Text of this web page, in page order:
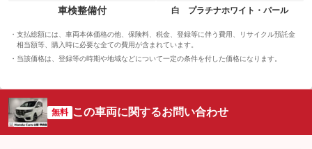
車検整備付
白 プラチナホワイト・パール
支払総額には、車両本体価格の他、保険料、税金、登録等に伴う費用、リサイクル預託金
相当額等、購入時に必要な全ての費用が含まれています。
当該価格は、登録等の時期や地域などについて一定の条件を付した価格になります。
無料 この車両に関するお問い合わせ